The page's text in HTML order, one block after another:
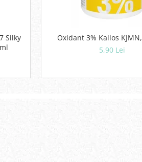
Silky
Oxidant 3% Kallos
5,90 Lei